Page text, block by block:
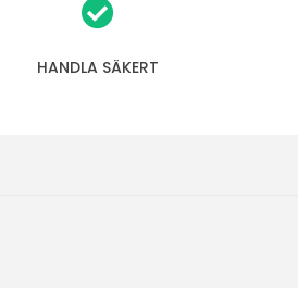
HANDLA SÄKERT